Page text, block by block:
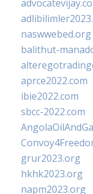
naswwebed.org
balithut-
aprce2022.com
ibie2022.com
sbcc-2022.com
grur2023.org
hkhk2023.org
napm2023.org